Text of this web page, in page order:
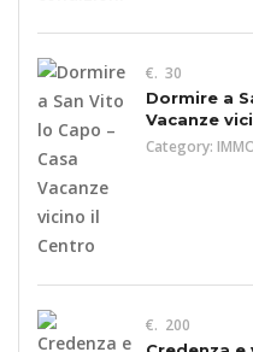
€. 30
Dormire a
Vacanze
Category:
€. 200